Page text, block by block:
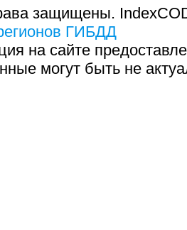
защищены.
ГИБДД
на сайте
могут быть не